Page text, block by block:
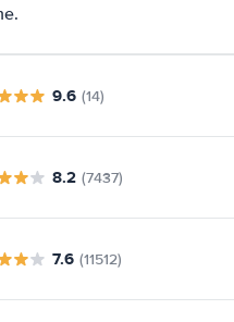
9.6 (14)
8.2 (7437)
7.6 (11512)